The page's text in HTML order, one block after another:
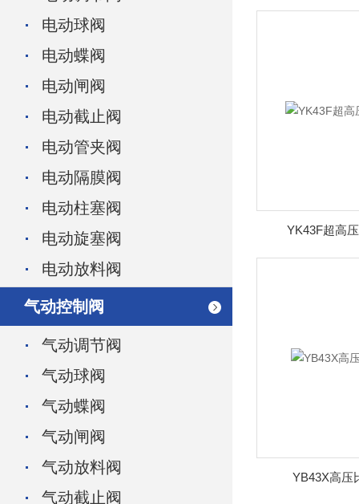
电动球阀
电动蝶阀
电动闸阀
电动截止阀
电动管夹阀
电动隔膜阀
电动柱塞阀
电动旋塞阀
电动放料阀
气动控制阀
气动调节阀
气动球阀
气动蝶阀
气动闸阀
气动放料阀
气动截止阀
YK43F超高
YB43X高压